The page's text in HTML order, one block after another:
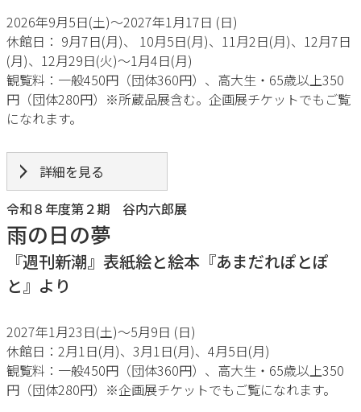
2026年9月5日(土)〜2027年1月17日 (日)
休館日： 9月7日(月)、 10月5日(月)、11月2日(月)、12月7日
(月)、12月29日(火)～1月4日(月)
観覧料：一般450円（団体360円）、高大生・65歳以上350
円（団体280円）※所蔵品展含む。企画展チケットでもご覧
になれます。
詳細を見る
令和８年度第２期 谷内六郎展
雨の日の夢
『週刊新潮』表紙絵と絵本『あまだれぽとぽ
と』より
2027年1月23日(土)〜5月9日 (日)
休館日：2月1日(月)、3月1日(月)、4月5日(月)
観覧料：一般450円（団体360円）、高大生・65歳以上350
円（団体280円）※企画展チケットでもご覧になれます。